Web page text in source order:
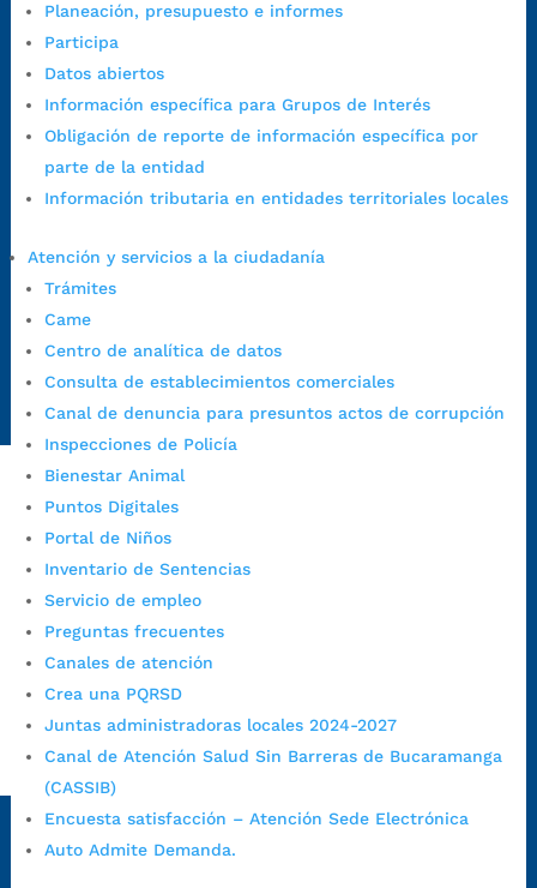
Planeación, presupuesto e informes
Participa
Datos abiertos
Información específica para Grupos de Interés
Obligación de reporte de información específica por
parte de la entidad
Información tributaria en entidades territoriales locales
Atención y servicios a la ciudadanía
Trámites
Came
Centro de analítica de datos
Consulta de establecimientos comerciales
Canal de denuncia para presuntos actos de corrupción
Inspecciones de Policía
Bienestar Animal
Puntos Digitales
Portal de Niños
Inventario de Sentencias
Servicio de empleo
Preguntas frecuentes
Canales de atención
Crea una PQRSD
Juntas administradoras locales 2024-2027
Canal de Atención Salud Sin Barreras de Bucaramanga
(CASSIB)
Encuesta satisfacción – Atención Sede Electrónica
Auto Admite Demanda.
Carrera 12 #16N-84 del barrio Kennedy.
Horario habitual de lunes a viernes en
Teléfono Conmutador:
+57 (607) 633 70 00
Líneagratuita:
+57 (607) 652 55 55
Correo Institucional:
Alcaldía de Bucaramanga
@AlcaldíaBGA
PrensaBucaramanga
Autorización de Tratamiento de Datos Personales |
condiciones de uso|